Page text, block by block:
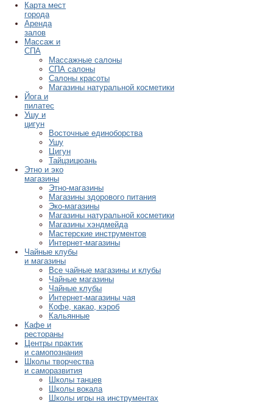
Карта мест
города
Аренда
залов
Массаж и
СПА
Массажные салоны
СПА салоны
Салоны красоты
Магазины натуральной косметики
Йога и
пилатес
Ушу и
цигун
Восточные единоборства
Ушу
Цигун
Тайцзицюань
Этно и эко
магазины
Этно-магазины
Магазины здорового питания
Эко-магазины
Магазины натуральной косметики
Магазины хэндмейда
Мастерские инструментов
Интернет-магазины
Чайные клубы
и магазины
Все чайные магазины и клубы
Чайные магазины
Чайные клубы
Интернет-магазины чая
Кофе, какао, кэроб
Кальянные
Кафе и
рестораны
Центры практик
и самопознания
Школы творчества
и саморазвития
Школы танцев
Школы вокала
Школы игры на инструментах